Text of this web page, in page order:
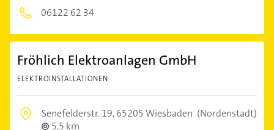
06122 62 34
Fröhlich Elektroanlagen GmbH
ELEKTROINSTALLATIONEN
Senefelderstr. 19,65205 Wiesbaden (Nordenstadt)
5,5 km